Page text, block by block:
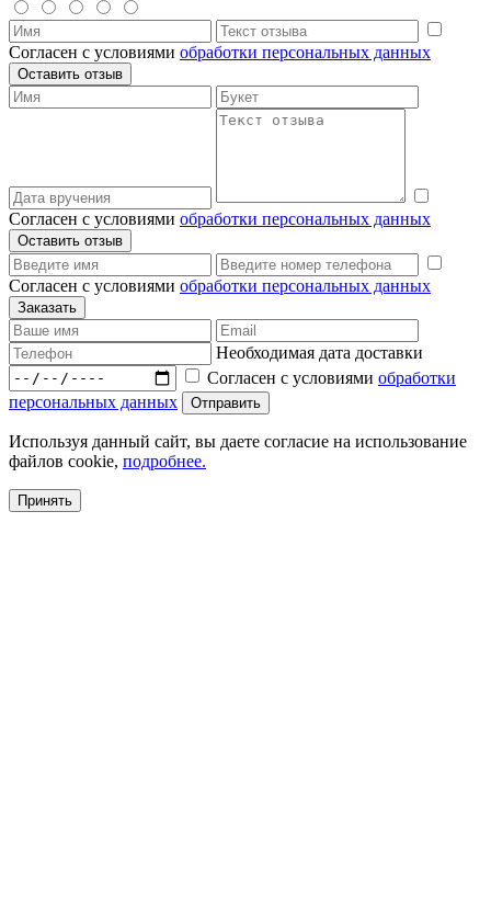
Согласен с условиями обработки персональных данных
Согласен с условиями обработки персональных данных
Согласен с условиями обработки персональных данных
Необходимая дата доставки
Согласен с условиями обработки
персональных данных
Используя данный сайт, вы даете согласие на использование
файлов cookie, подробнее.
Принять